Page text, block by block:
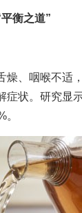
衡之道”
、咽喉不适
症状。研究显